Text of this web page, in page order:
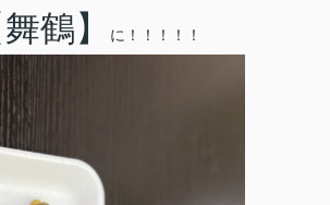
舞鶴】 に！！！！！